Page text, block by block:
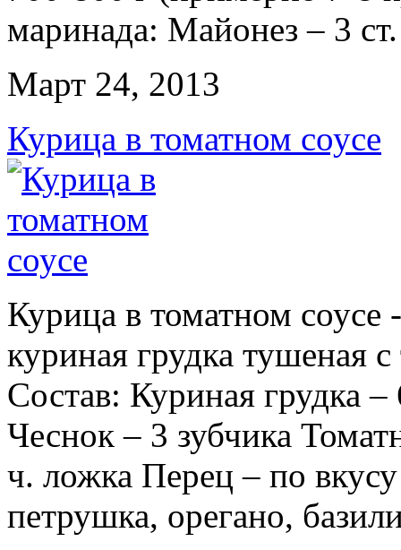
маринада: Майонез – 3
Март 24, 2013
Курица в томатном соусе
Курица в томатном соусе
куриная грудка тушеная
Состав: Куриная грудка
Чеснок – 3 зубчика
ч. ложка Перец – по
петрушка, орегано,